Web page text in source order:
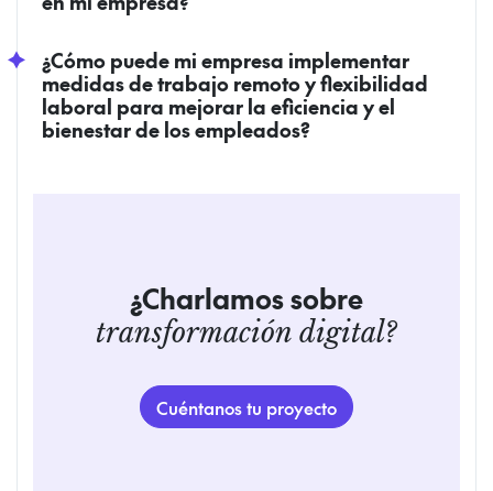
¿Cómo puede mi empresa implementar
medidas de trabajo remoto y flexibilidad
laboral para mejorar la eficiencia y el
bienestar de los empleados?
¿Charlamos sobre
transformación digital?
Cuéntanos tu proyecto